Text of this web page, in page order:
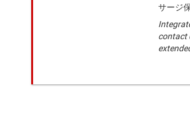
サージ
contact